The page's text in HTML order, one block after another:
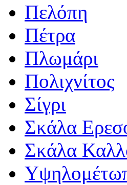
Πελόπη
Πέτρα
Πλωμάρι
Πολιχνίτος
Σίγρι
Σκάλα
Σκάλα